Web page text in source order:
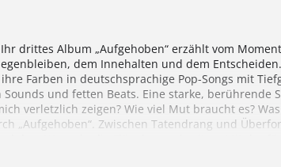
drittes Album „Aufgehoben“ erzählt vom
dem Innehalten und dem
Farben in deutschsprachige Pop-Songs mit
und fetten Beats. Eine starke, berührende
verletzlich zeigen? Wie viel Mut braucht es?
„Aufgehoben“. Zwischen Tatendrang und